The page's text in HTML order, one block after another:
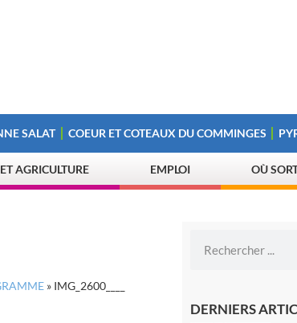
SALAT COEUR ET COTEAUX DU COMMINGES
AGRICULTURE EMPLOI OÙ
» IMG_2600____
DERNIERS